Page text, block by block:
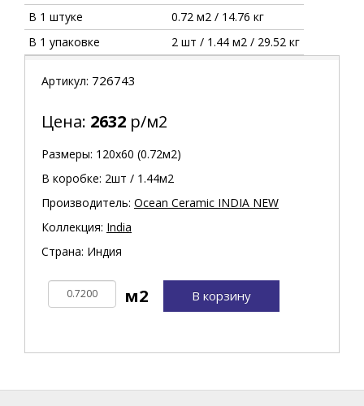
В 1 штуке
0.72 м2 / 14.76 кг
В 1 упаковке
2 шт / 1.44 м2 / 29.52 кг
Артикул: 726743
Цена: 2632 р/м2
Размеры: 120х60 (0.72м2)
В коробке: 2шт / 1.44м2
Производитель: Ocean Ceramic INDIA NEW
Коллекция: India
Страна: Индия
В корзину